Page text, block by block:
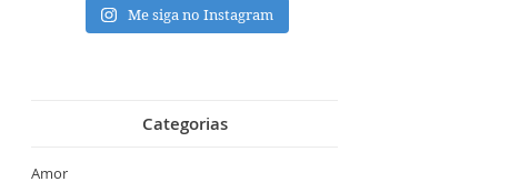
Me siga no Instagram
Categorias
Amor